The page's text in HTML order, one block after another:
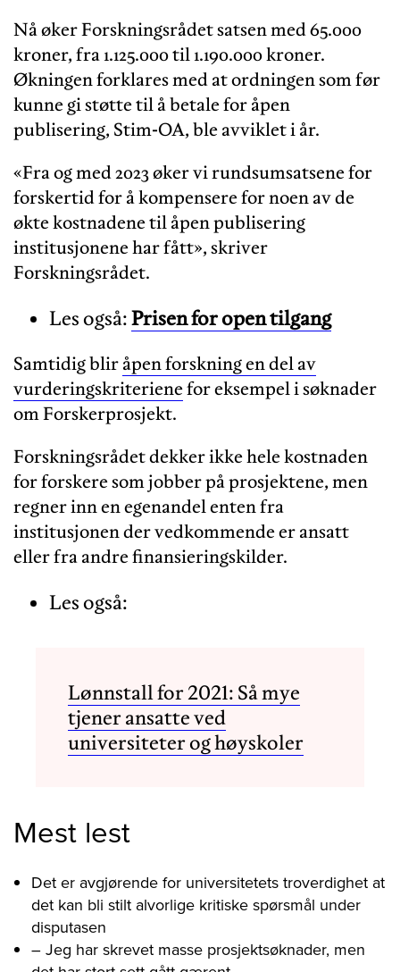
Nå øker Forskningsrådet satsen med 65.000
kroner, fra 1.125.000 til 1.190.000 kroner.
Økningen forklares med at ordningen som før
kunne gi støtte til å betale for åpen
publisering, Stim-OA, ble avviklet i år.
«Fra og med 2023 øker vi rundsumsatsene for
forskertid for å kompensere for noen av de
økte kostnadene til åpen publisering
institusjonene har fått», skriver
Forskningsrådet.
Les også:Prisen for open tilgang
Samtidig bliråpen forskning en del av
vurderingskriterienefor eksempel i søknader
om Forskerprosjekt.
Forskningsrådet dekker ikke hele kostnaden
for forskere som jobber på prosjektene, men
regner inn en egenandel enten fra
institusjonen der vedkommende er ansatt
eller fra andre finansieringskilder.
Les også:
Lønnstall for 2021: Så mye
tjener ansatte ved
universiteter og høyskoler
Mest lest
Det er avgjørende for universitetets troverdighet at
det kan bli stilt alvorlige kritiske spørsmål under
disputasen
– Jeg har skrevet masse prosjektsøknader, men